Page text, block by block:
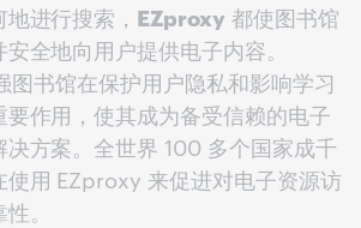
进行搜索， EZproxy 都使图书馆
全地向用户提供电子内容。
图书馆在保护用户隐私和影响学习
作用，使其成为备受信赖的电子
方案。全世界 100 多个国家成千
使用 EZproxy 来促进对电子资源访
。